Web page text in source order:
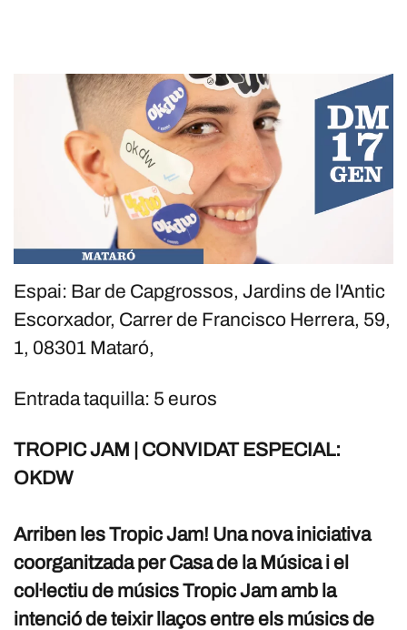
Espai: Bar de Capgrossos, Jardins de l'Antic
Escorxador, Carrer de Francisco Herrera, 59,
1, 08301 Mataró,
Entrada taquilla: 5 euros
TROPIC JAM | CONVIDAT ESPECIAL:
OKDW
Arriben les Tropic Jam! Una nova iniciativa
coorganitzada per Casa de la Música i el
col·lectiu de músics Tropic Jam amb la
intenció de teixir llaços entre els músics de